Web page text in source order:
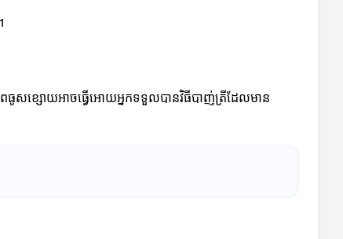
ពធូសខ្សោយអាចធ្វើអោយអ្នកទទួលបានវិធីបាញ់ត្រីដែលមាន